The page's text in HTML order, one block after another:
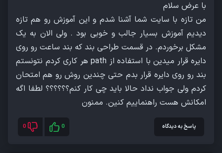
من تازه با سایت شما آشنا شدم و این آموزش رو هم تازه
دیدیم آموزش بسیار جالب و خوبی بود . ولی الان به یک
مشکل برخوردم. در قسمت طراحی بند که بند ساعت رو روی
دایره قرار میدین با استفاده از path هر کاری کردم نتونستم
بند رو روی دایره قرار بدم حتی چندین روش رو هم امتحان
کردم ولی جواب نداد حالا باید چی کار کنم؟؟؟؟؟؟ لطفا اگه
امکانش هست راهنماییم کنین. ممنون
پاسخ به دیدگاه 0
0